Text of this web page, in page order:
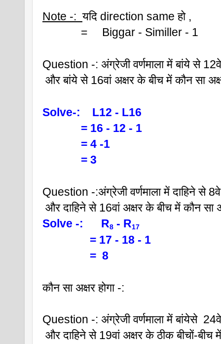
Note -: यदि direction same हो ,
=     Biggar - Similler - 1
Question -: अंग्रेजी वर्णमाला में बांये से
और बांये से 16वां अक्षर के बीच में कौन सा
Solve-:    L12 - L16
= 16 - 12 - 1
= 4 -1
= 3
Question -:अंग्रेजी वर्णमाला में दाहिने से
और दाहिने से 16वां अक्षर के बीच में कौन सा
Solve -:      R8 - R17
= 17 - 18 - 1
=  8
कौन सा अक्षर होगा -:
Question -: अंग्रेजी वर्णमाला में बांयेसे
और दाहिने से 19वां अक्षर के ठीक बीचों-बीच